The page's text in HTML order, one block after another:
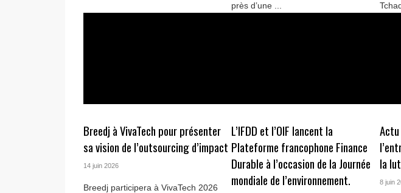
près d’une ...
Breedj à VivaTech pour présenter
sa vision de l’outsourcing d’impact
14 juin 2026
Breedj participera à VivaTech 2026
L’IFDD et l’OIF lancent la
Plateforme francophone Finance
Durable à l’occasion de la Journée
mondiale de l’environnement.
Actu
la
8 juin